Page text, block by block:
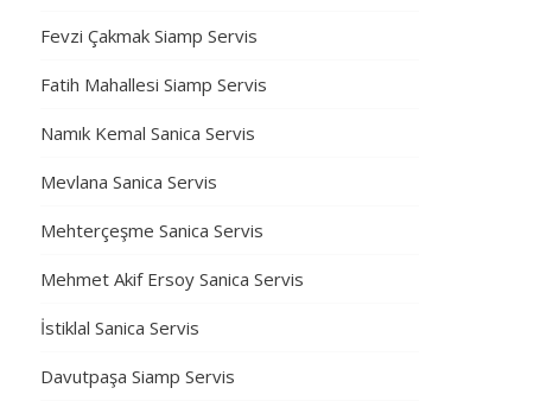
Fevzi Çakmak Siamp Servis
Fatih Mahallesi Siamp Servis
Namık Kemal Sanica Servis
Mevlana Sanica Servis
Mehterçeşme Sanica Servis
Mehmet Akif Ersoy Sanica Servis
İstiklal Sanica Servis
Davutpaşa Siamp Servis